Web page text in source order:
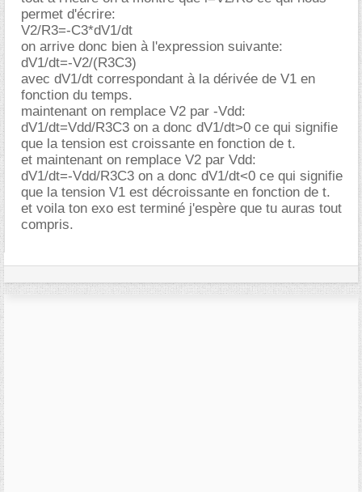
permet d'écrire:
V2/R3=-C3*dV1/dt
on arrive donc bien à l'expression suivante:
dV1/dt=-V2/(R3C3)
avec dV1/dt correspondant à la dérivée de V1 en
fonction du temps.
maintenant on remplace V2 par -Vdd:
dV1/dt=Vdd/R3C3 on a donc dV1/dt>0 ce qui signifie
que la tension est croissante en fonction de t.
et maintenant on remplace V2 par Vdd:
dV1/dt=-Vdd/R3C3 on a donc dV1/dt<0 ce qui signifie
que la tension V1 est décroissante en fonction de t.
et voila ton exo est terminé j'espère que tu auras tout
compris.